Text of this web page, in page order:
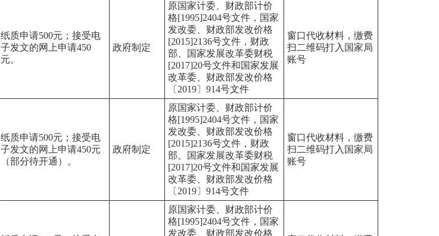
纸质申请500元；接受电
子发文的网上申请450
元。
政府制定
原国家计委、财政部计价
格[1995]2404号文件，国家
发改委、财政部发改价格
[2015]2136号文件，财政
部、国家发展改革委财税
[2017]20号文件和国家发展
改革委、财政部发改价格
〔2019〕914号文件
窗口代收材料，缴费
扫二维码打入国家局
账号
纸质申请500元；接受电
子发文的网上申请450元
（部分待开通）。
政府制定
原国家计委、财政部计价
格[1995]2404号文件，国家
发改委、财政部发改价格
[2015]2136号文件，财政
部、国家发展改革委财税
[2017]20号文件和国家发展
改革委、财政部发改价格
〔2019〕914号文件
窗口代收材料，缴费
扫二维码打入国家局
账号
原国家计委、财政部计价
格[1995]2404号文件，国家
发改委、财政部发改价格